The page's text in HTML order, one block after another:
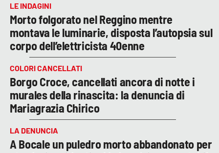
LE INDAGINI
Morto folgorato nel Reggino mentre
montava le luminarie, disposta l’autopsia sul
corpo dell’elettricista 40enne
COLORI CANCELLATI
Borgo Croce, cancellati ancora di notte i
murales della rinascita: la denuncia di
Mariagrazia Chirico
LA DENUNCIA
A Bocale un puledro morto abbandonato per